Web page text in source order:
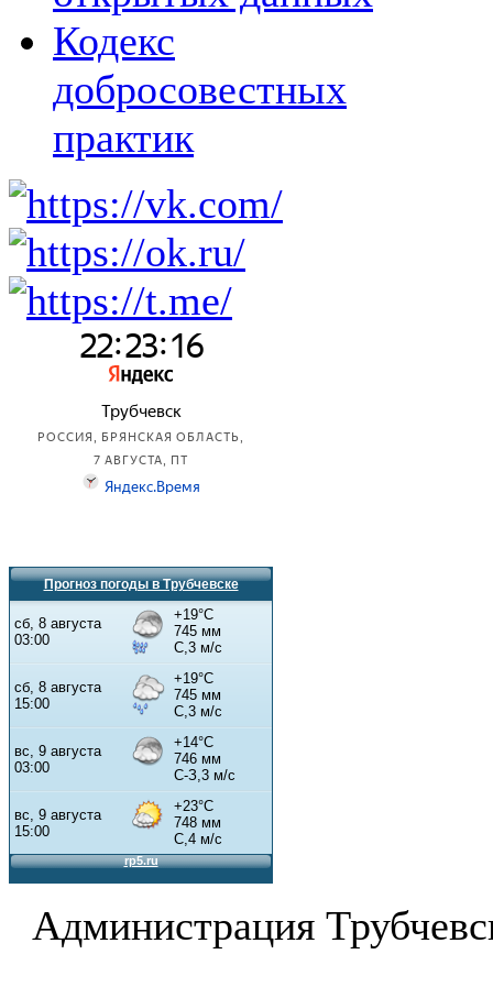
Кодекс
добросовестных
практик
Прогноз погоды в Трубчевске
Администрация